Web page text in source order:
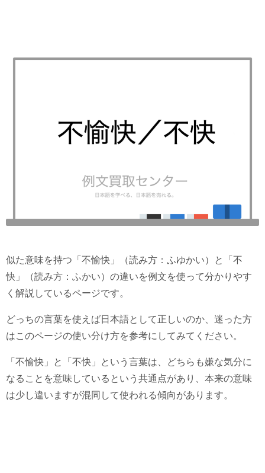
似た意味を持つ「不愉快」（読み方：ふゆかい）と「不
快」（読み方：ふかい）の違いを例文を使って分かりやす
く解説しているページです。
どっちの言葉を使えば日本語として正しいのか、迷った方
はこのページの使い分け方を参考にしてみてください。
「不愉快」と「不快」という言葉は、どちらも嫌な気分に
なることを意味しているという共通点があり、本来の意味
は少し違いますが混同して使われる傾向があります。